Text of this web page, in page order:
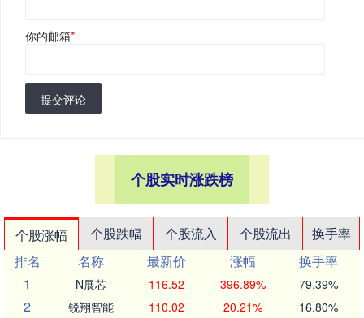
你的邮箱*
提交评论
个股实时涨跌榜
个股涨幅 个股跌幅 个股流入 个股流出
换手率
排名
名称 最新价 涨幅
换手率
1
N展芯 116.52 396.89% 79.39%
2 锐翔智能 110.02 20.21% 16.80%